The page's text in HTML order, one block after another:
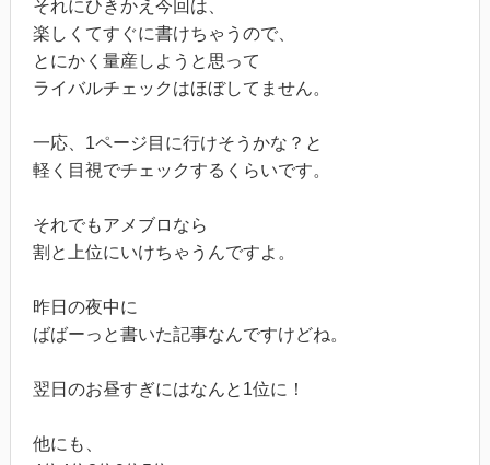
それにひきかえ今回は、
楽しくてすぐに書けちゃうので、
とにかく量産しようと思って
ライバルチェックはほぼしてません。
一応、1ページ目に行けそうかな？と
軽く目視でチェックするくらいです。
それでもアメブロなら
割と上位にいけちゃうんですよ。
昨日の夜中に
ばばーっと書いた記事なんですけどね。
翌日のお昼すぎにはなんと1位に！
他にも、